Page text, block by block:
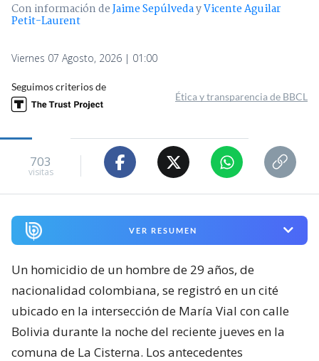
Con información deJaime SepúlvedayVicente Aguilar
Petit-Laurent
Viernes 07 Agosto, 2026 | 01:00
Seguimos criterios de
Ética y transparencia de BBCL
703
visitas
VER RESUMEN
Un homicidio de un hombre de 29 años, de
nacionalidad colombiana, se registró en un cité
ubicado en la intersección de María Vial con calle
Bolivia durante la noche del reciente jueves en la
comuna de La Cisterna. Los antecedentes